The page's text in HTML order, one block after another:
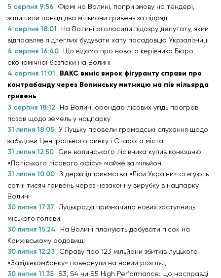
5 серпня 9:56
Фірмі на Волині, попри змову на тендері,
залишили понад два мільйони гривень за підряд
4 серпня 18:01
На Волині оголосили підозру депутату, який
відправляв підлеглих будувати хату посадовцю Укрзалізниці
4 серпня 16:40
Що відомо про нового керівника Бюро
економічної безпеки на Волині
4 серпня 11:01
ВАКС виніс вирок фігуранту справи про
контрабанду через Волинську митницю на пів мільярда
гривень
3 серпня 18:12
На Волині орендар лісових угідь програв
позов щодо земель у нацпарку
31 липня 18:05 У Луцьку провели громадські слухання щодо
забудови Центрального ринку і Старого міста
31 липня 12:50
Син волинського лісівника купив конюшню
«Поліського лісового офісу» майже за мільйон
31 липня 10:00 З держпідприємства «Ліси України» стягують
сотні тисяч гривень через незаконну вирубку в нацпарку
Волині
30 липня 17:37
Луцькрада призначила нових заступниць
міського голови
30 липня 15:24
На Волині планують добувати пісок на
Крижівському родовищі
30 липня 12:23
Справу про 123 мільйони збитків луцького
«Західінкомбанку» повернули на новий розгляд
30 липня 11:35 S3, S4 чи S5 High Performance: що насправді